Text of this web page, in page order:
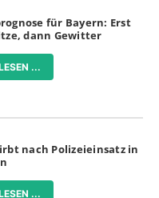
für Bayern: Erst
dann Gewitter
...
nach Polizeieinsatz in
...